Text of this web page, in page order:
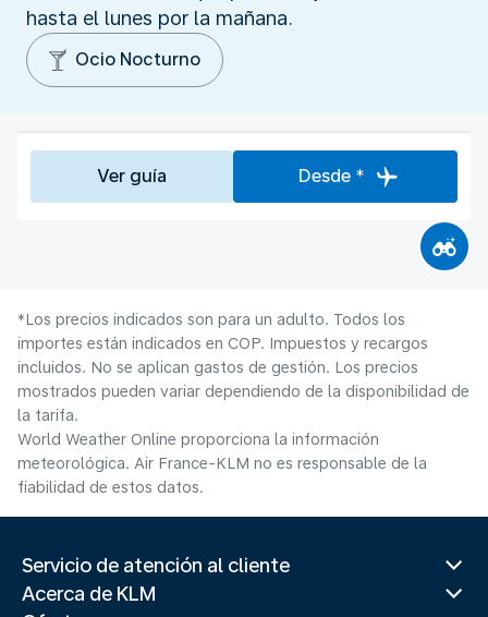
hasta el lunes por la mañana.
Ocio Nocturno
Ver guía Desde *
*Los precios indicados son para un adulto. Todos los
importes están indicados en COP. Impuestos y recargos
incluidos. No se aplican gastos de gestión. Los precios
mostrados pueden variar dependiendo de la disponibilidad de
la tarifa.
World Weather Online proporciona la información
meteorológica. Air France-KLM no es responsable de la
fiabilidad de estos datos.
Servicio de atención al cliente
Acerca de KLM